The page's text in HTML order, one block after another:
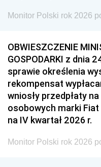
Monitor Polski rok 2026
OBWIESZCZENIE
GOSPODARKI z dnia
sprawie określenia
rekompensat
wniosły przedpłaty
osobowych marki Fiat
na IV kwartał 2026 r.
Monitor Polski rok 2026